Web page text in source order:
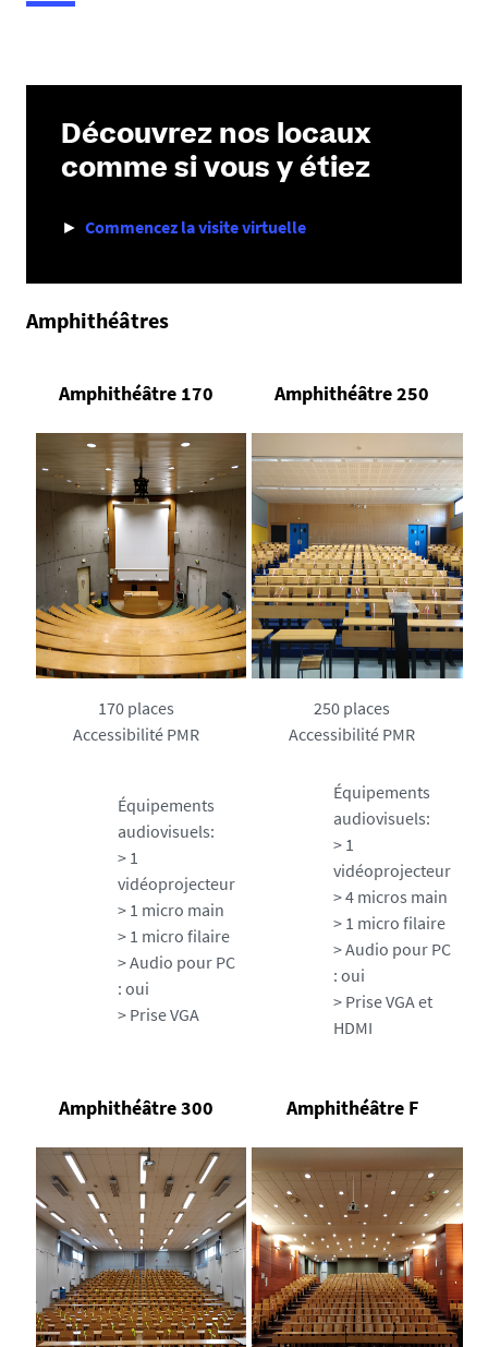
Découvrez nos locaux
comme si vous y étiez
► Commencez la visite virtuelle
Amphithéâtres
Amphithéâtre 170 Amphithéâtre 250
170 places
Accessibilité PMR
250 places
Accessibilité PMR
Équipements
audiovisuels:
> 1
vidéoprojecteur
> 1 micro main
> 1 micro filaire
> Audio pour PC
: oui
> Prise VGA
Équipements
audiovisuels:
> 1
vidéoprojecteur
> 4 micros main
> 1 micro filaire
> Audio pour PC
: oui
> Prise VGA et
HDMI
Amphithéâtre 300 Amphithéâtre F